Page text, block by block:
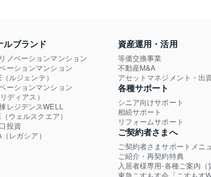
ルブランド
ノベーションマンション
ーションマンション
ルジェンテ）
ーションマンション
ディアス）
レジデンスWELL
ウェルスクエア）
投資
レガシア）
資産運用・活用
等価交換事業
不動産M&A
アセットマネジメント・出
各種サポート
シニア向けサポート
相続サポート
リフォームサポート
ご契約者さまへ
ご契約者さまサポートメニ
ご紹介・再契約特典
入居者様専用-各種ご案内（
東急こすもす会「こすもす